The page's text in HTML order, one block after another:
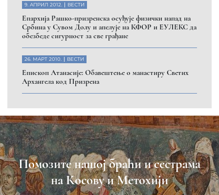
9. АПРИЛ 2012. ВЕСТИ
Eпархија Рашко-призренска осуђује физички напад на
Србина у Сувом Долу и апелује на КФОР и ЕУЛЕКС да
обезбеде сигурност за све грађане
26. МАРТ 2010. ВЕСТИ
Eпископ Атанасије: Обавештење о манастиру Светих
Архангела код Призрена
Помозите нашој браћи и сестрама
на Косову и Метохији